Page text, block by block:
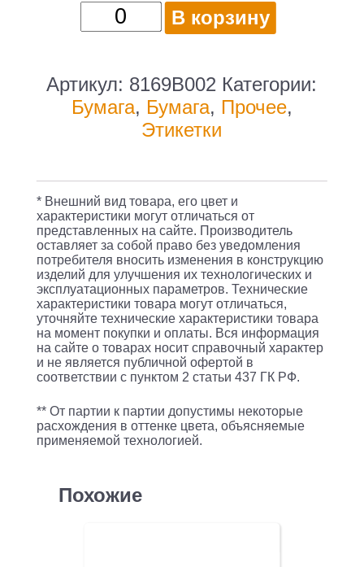
Количество
товара
Canon
Black
8169B002
A3/80г/
м2/500л./
белый
В корзину
Артикул: 8169B002 Категории:
Бумага, Бумага, Прочее,
Этикетки
* Внешний вид товара, его цвет и
характеристики могут отличаться от
представленных на сайте. Производитель
оставляет за собой право без уведомления
потребителя вносить изменения в конструкцию
изделий для улучшения их технологических и
эксплуатационных параметров. Технические
характеристики товара могут отличаться,
уточняйте технические характеристики товара
на момент покупки и оплаты. Вся информация
на сайте о товарах носит справочный характер
и не является публичной офертой в
соответствии с пунктом 2 статьи 437 ГК РФ.
** От партии к партии допустимы некоторые
расхождения в оттенке цвета, объясняемые
применяемой технологией.
Похожие